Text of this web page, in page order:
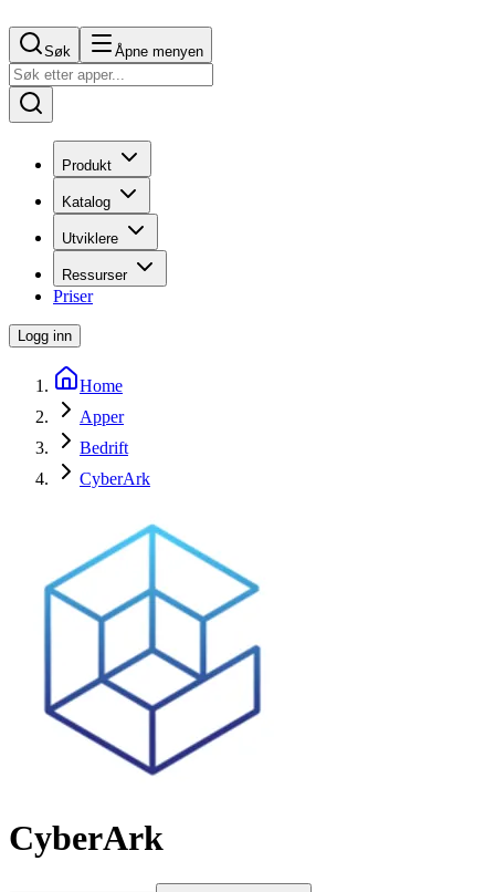
Søk Åpne menyen
Produkt
Katalog
Utviklere
Ressurser
Priser
Logg inn
Home
Apper
Bedrift
CyberArk
CyberArk